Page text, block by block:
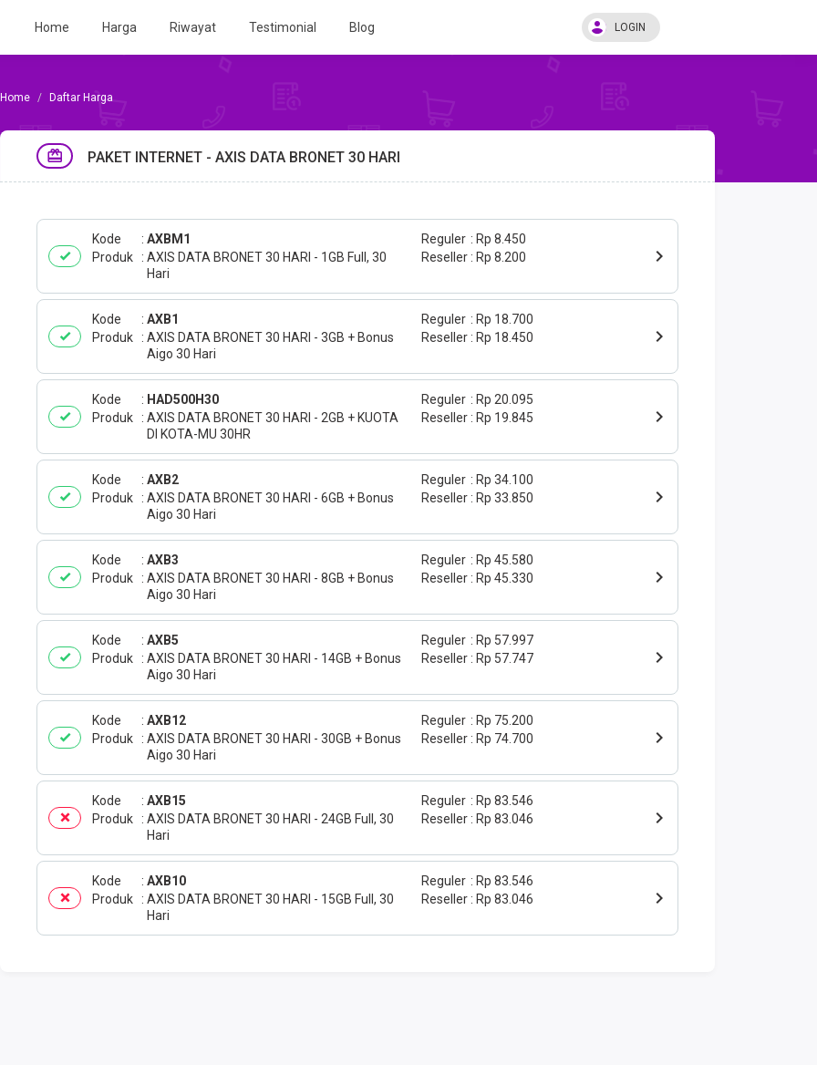
Home Harga Riwayat Testimonial Blog LOGIN
Daftar Harga
PAKET INTERNET - AXIS DATA BRONET 30 HARI
Kode
AXBM1
Produk
AXIS DATA BRONET 30 HARI - 1GB Full, 30
Hari
Reguler
Rp 8.450
Reseller
Rp 8.200
Kode
AXB1
Produk
AXIS DATA BRONET 30 HARI - 3GB + Bonus
Aigo 30 Hari
Reguler
Rp 18.700
Reseller
Rp 18.450
Kode
HAD500H30
Produk
AXIS DATA BRONET 30 HARI - 2GB + KUOTA
DI KOTA-MU 30HR
Reguler
Rp 20.095
Reseller
Rp 19.845
Kode
AXB2
Produk
AXIS DATA BRONET 30 HARI - 6GB + Bonus
Aigo 30 Hari
Reguler
Rp 34.100
Reseller
Rp 33.850
Kode
AXB3
Produk
AXIS DATA BRONET 30 HARI - 8GB + Bonus
Aigo 30 Hari
Reguler
Rp 45.580
Reseller
Rp 45.330
Kode
AXB5
Produk
AXIS DATA BRONET 30 HARI - 14GB + Bonus
Aigo 30 Hari
Reguler
Rp 57.997
Reseller
Rp 57.747
Kode
AXB12
Produk
AXIS DATA BRONET 30 HARI - 30GB + Bonus
Aigo 30 Hari
Reguler
Rp 75.200
Reseller
Rp 74.700
Kode
AXB15
Produk
AXIS DATA BRONET 30 HARI - 24GB Full, 30
Hari
Reguler
Rp 83.546
Reseller
Rp 83.046
Kode
AXB10
Produk
AXIS DATA BRONET 30 HARI - 15GB Full, 30
Hari
Reguler
Rp 83.546
Reseller
Rp 83.046